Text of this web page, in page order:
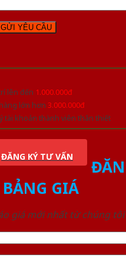
lên đến 1.000.000đ
lớn hơn 3.000.000đ
tài khoản thành viên thân thiết
ĐĂNG KÝ TƯ VẤN
GIÁ
giá mới nhất từ chúng tôi